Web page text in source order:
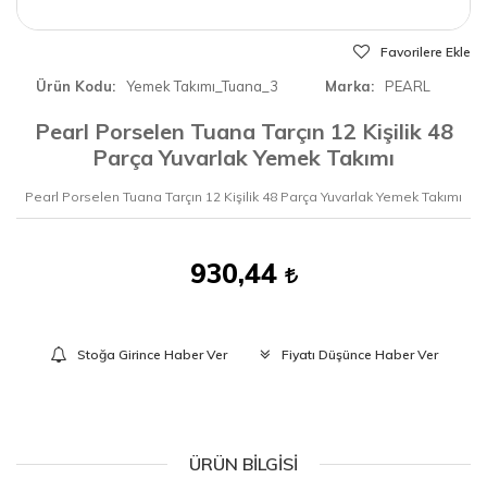
Favorilere Ekle
Ürün Kodu Yemek Takımı_Tuana_3 Marka PEARL
Pearl Porselen Tuana Tarçın 12 Kişilik 48
Parça Yuvarlak Yemek Takımı
Pearl Porselen Tuana Tarçın 12 Kişilik 48 Parça Yuvarlak Yemek Takımı
930,44
Stoğa Girince Haber Ver Fiyatı Düşünce Haber Ver
ÜRÜN BILGISI